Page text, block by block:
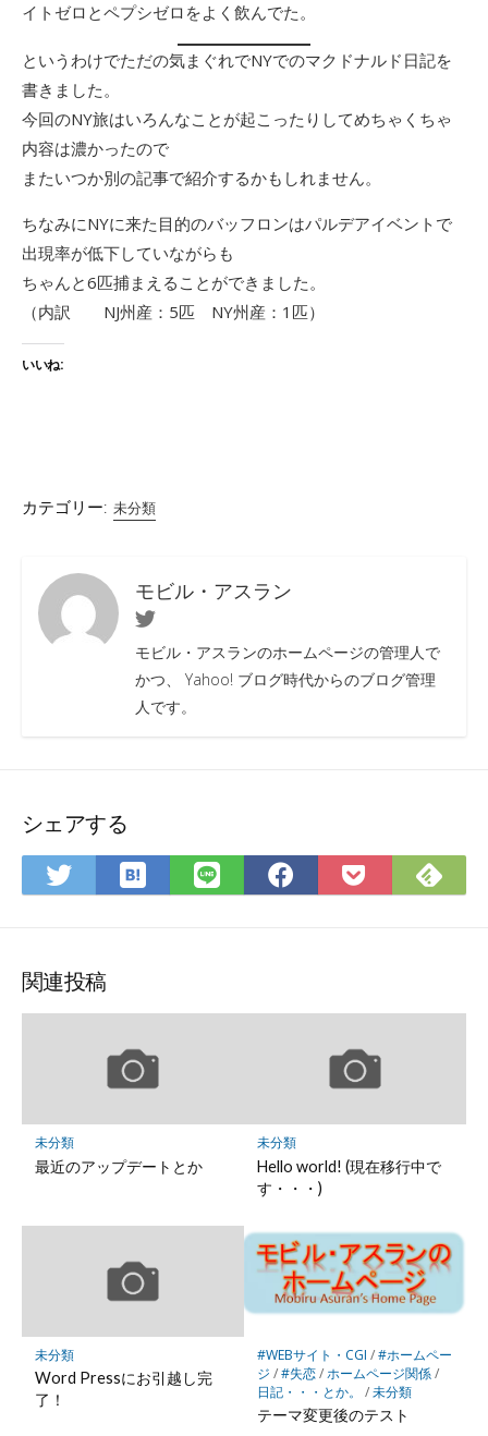
イトゼロとペプシゼロをよく飲んでた。
というわけでただの気まぐれでNYでのマクドナルド日記を
書きました。
今回のNY旅はいろんなことが起こったりしてめちゃくちゃ
内容は濃かったので
またいつか別の記事で紹介するかもしれません。
ちなみにNYに来た目的のバッフロンはパルデアイベントで
出現率が低下していながらも
ちゃんと6匹捕まえることができました。
（内訳 NJ州産：5匹 NY州産：1匹）
いいね:
カテゴリー: 未分類
モビル・アスラン
Twitter
モビル・アスランのホームページの管理人で
かつ、 Yahoo! ブログ時代からのブログ管理
人です。
シェアする
Twitter
で
ア
は
て
ク
ー
ク
保
存
LINE
で
Facebook
で
Pocket
に
で
関連投稿
未分類
最近のアップデートとか
未分類
Hello world! (現在移行中で
す・・・)
未分類
Word Pressにお引越し完
了！
#WEBサイト・CGI /#ホームペー
ジ /#失恋/ホームページ関係/
日記・・・とか。
/未分類
テーマ変更後のテスト